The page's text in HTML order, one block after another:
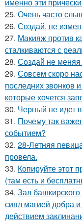
именно эти
25. Очень часто
26. Создай, не
27. Макияж против
сталкиваются с
28. Создай не
29. Совсем скоро
последних звонков
которые хочется
30. Черный не идет
31. Почему так
событием?
32. 28-Летняя
провела.
33. Копируйте этот
(там есть и
34. Зал
сиял магией добра
действием